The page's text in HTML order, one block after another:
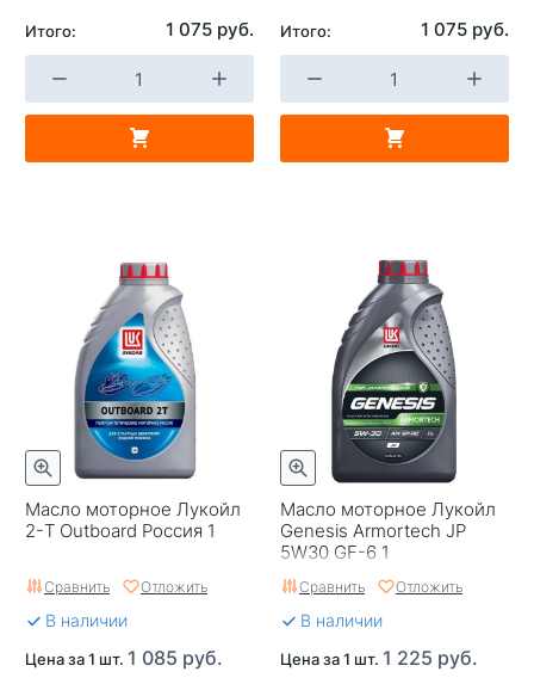
Итого: 1 075 руб. Итого: 1 075 руб.
Масло моторное Лукойл
2-T Outboard Россия 1
Сравнить Отложить
В наличии
Цена за 1 шт. 1 085 руб.
Масло моторное Лукойл
Genesis Armortech JP
5W30 GF-6 1
Сравнить Отложить
В наличии
Цена за 1 шт. 1 225 руб.